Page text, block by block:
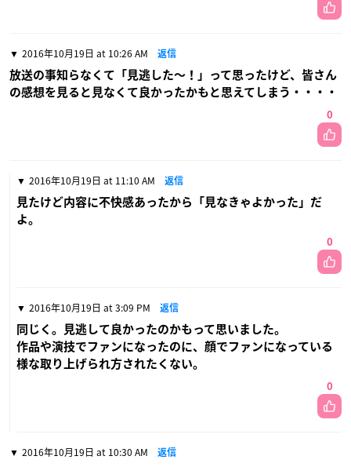
2016年10月19日 at 10:26 AM 返信
放送の事知らなくて「見逃した〜！」って思ったけど、皆さん
の感想を見ると見なくて良かったかもと思えてしまう・・・・
0
2016年10月19日 at 11:10 AM 返信
見たけど内容に不快感あったから「見なきゃよかった」だ
よ。
0
2016年10月19日 at 3:09 PM 返信
同じく。見逃して良かったのかもって思いました。
作品や演技でファンになったのに、顔でファンになっている
様な取り上げられ方されたくない。
0
2016年10月19日 at 10:30 AM 返信